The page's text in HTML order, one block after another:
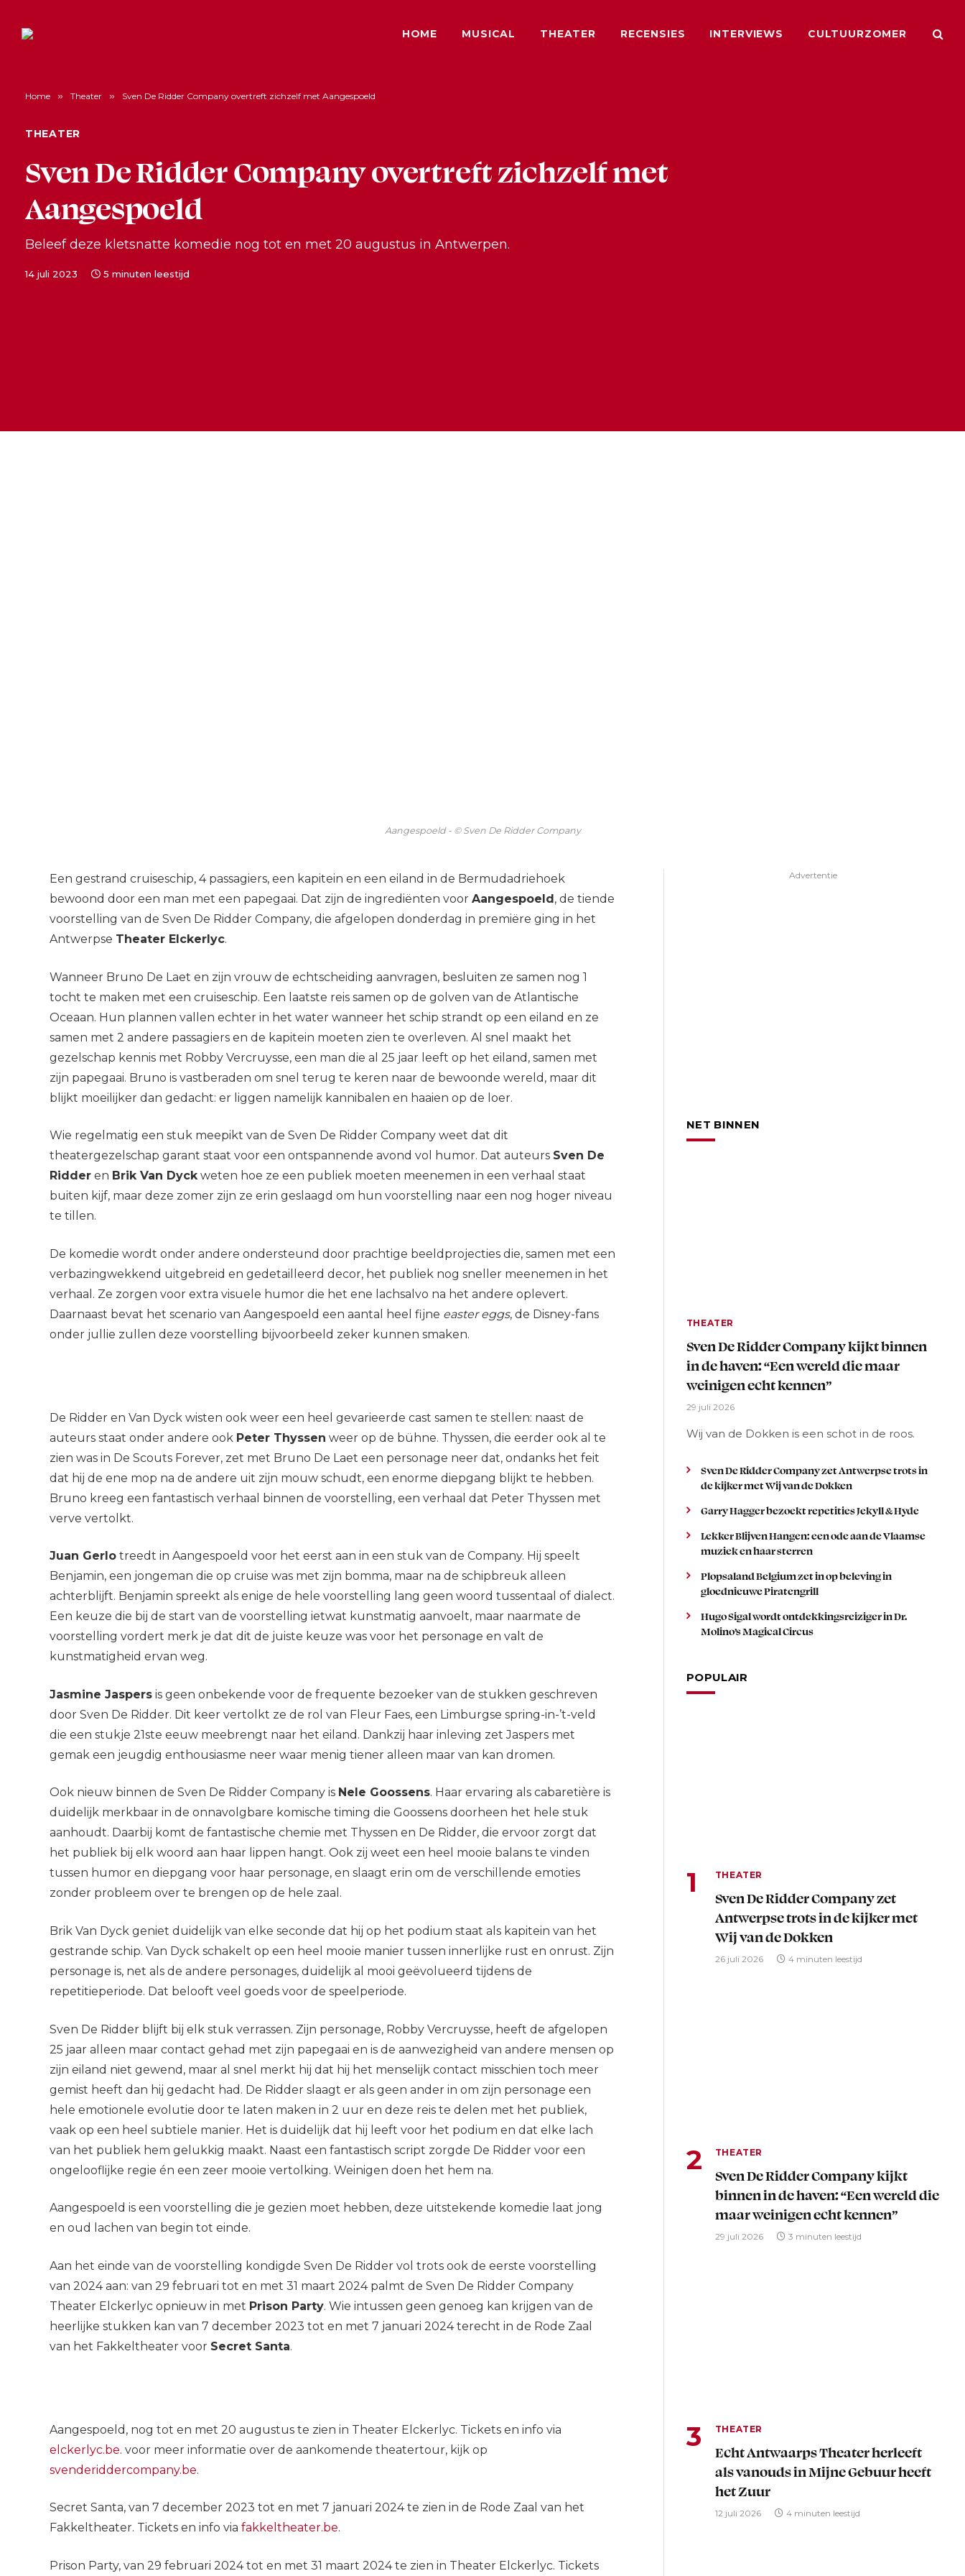
HOME MUSICAL THEATER RECENSIES INTERVIEWS CULTUURZOMER
Home » Theater » Sven De Ridder Company overtreft zichzelf met Aangespoeld
THEATER
Sven De Ridder Company overtreft zichzelf met
Aangespoeld
Beleef deze kletsnatte komedie nog tot en met 20 augustus in Antwerpen.
14 juli 2023 5 minuten leestijd
Aangespoeld - © Sven De Ridder Company
Een gestrand cruiseschip, 4 passagiers, een kapitein en een eiland in de Bermudadriehoek
bewoond door een man met een papegaai. Dat zijn de ingrediënten voor Aangespoeld, de tiende
voorstelling van de Sven De Ridder Company, die afgelopen donderdag in premiëre ging in het
Antwerpse Theater Elckerlyc.
Wanneer Bruno De Laet en zijn vrouw de echtscheiding aanvragen, besluiten ze samen nog 1
tocht te maken met een cruiseschip. Een laatste reis samen op de golven van de Atlantische
Oceaan. Hun plannen vallen echter in het water wanneer het schip strandt op een eiland en ze
samen met 2 andere passagiers en de kapitein moeten zien te overleven. Al snel maakt het
gezelschap kennis met Robby Vercruysse, een man die al 25 jaar leeft op het eiland, samen met
zijn papegaai. Bruno is vastberaden om snel terug te keren naar de bewoonde wereld, maar dit
blijkt moeilijker dan gedacht: er liggen namelijk kannibalen en haaien op de loer.
Wie regelmatig een stuk meepikt van de Sven De Ridder Company weet dat dit
theatergezelschap garant staat voor een ontspannende avond vol humor. Dat auteurs Sven De
Ridderen Brik Van Dyckweten hoe ze een publiek moeten meenemen in een verhaal staat
buiten kijf, maar deze zomer zijn ze erin geslaagd om hun voorstelling naar een nog hoger niveau
te tillen.
De komedie wordt onder andere ondersteund door prachtige beeldprojecties die, samen met een
verbazingwekkend uitgebreid en gedetailleerd decor, het publiek nog sneller meenemen in het
verhaal. Ze zorgen voor extra visuele humor die het ene lachsalvo na het andere oplevert.
Daarnaast bevat het scenario van Aangespoeld een aantal heel fijne easter eggs, de Disney-fans
onder jullie zullen deze voorstelling bijvoorbeeld zeker kunnen smaken.
De Ridder en Van Dyck wisten ook weer een heel gevarieerde cast samen te stellen: naast de
auteurs staat onder andere ook Peter Thyssen weer op de bühne. Thyssen, die eerder ook al te
zien was in De Scouts Forever, zet met Bruno De Laet een personage neer dat, ondanks het feit
dat hij de ene mop na de andere uit zijn mouw schudt, een enorme diepgang blijkt te hebben.
Bruno kreeg een fantastisch verhaal binnen de voorstelling, een verhaal dat Peter Thyssen met
verve vertolkt.
Juan Gerlotreedt in Aangespoeld voor het eerst aan in een stuk van de Company. Hij speelt
Benjamin, een jongeman die op cruise was met zijn bomma, maar na de schipbreuk alleen
achterblijft. Benjamin spreekt als enige de hele voorstelling lang geen woord tussentaal of dialect.
Een keuze die bij de start van de voorstelling ietwat kunstmatig aanvoelt, maar naarmate de
voorstelling vordert merk je dat dit de juiste keuze was voor het personage en valt de
kunstmatigheid ervan weg.
Jasmine Jaspersis geen onbekende voor de frequente bezoeker van de stukken geschreven
door Sven De Ridder. Dit keer vertolkt ze de rol van Fleur Faes, een Limburgse spring-in-’t-veld
die een stukje 21ste eeuw meebrengt naar het eiland. Dankzij haar inleving zet Jaspers met
gemak een jeugdig enthousiasme neer waar menig tiener alleen maar van kan dromen.
Ook nieuw binnen de Sven De Ridder Company is Nele Goossens. Haar ervaring als cabaretière is
duidelijk merkbaar in de onnavolgbare komische timing die Goossens doorheen het hele stuk
aanhoudt. Daarbij komt de fantastische chemie met Thyssen en De Ridder, die ervoor zorgt dat
het publiek bij elk woord aan haar lippen hangt. Ook zij weet een heel mooie balans te vinden
tussen humor en diepgang voor haar personage, en slaagt erin om de verschillende emoties
zonder probleem over te brengen op de hele zaal.
Brik Van Dyck geniet duidelijk van elke seconde dat hij op het podium staat als kapitein van het
gestrande schip. Van Dyck schakelt op een heel mooie manier tussen innerlijke rust en onrust. Zijn
personage is, net als de andere personages, duidelijk al mooi geëvolueerd tijdens de
repetitieperiode. Dat belooft veel goeds voor de speelperiode.
Sven De Ridder blijft bij elk stuk verrassen. Zijn personage, Robby Vercruysse, heeft de afgelopen
25 jaar alleen maar contact gehad met zijn papegaai en is de aanwezigheid van andere mensen op
zijn eiland niet gewend, maar al snel merkt hij dat hij het menselijk contact misschien toch meer
gemist heeft dan hij gedacht had. De Ridder slaagt er als geen ander in om zijn personage een
hele emotionele evolutie door te laten maken in 2 uur en deze reis te delen met het publiek,
vaak op een heel subtiele manier. Het is duidelijk dat hij leeft voor het podium en dat elke lach
van het publiek hem gelukkig maakt. Naast een fantastisch script zorgde De Ridder voor een
ongelooflijke regie én een zeer mooie vertolking. Weinigen doen het hem na.
Aangespoeld is een voorstelling die je gezien moet hebben, deze uitstekende komedie laat jong
en oud lachen van begin tot einde.
Aan het einde van de voorstelling kondigde Sven De Ridder vol trots ook de eerste voorstelling
van 2024 aan: van 29 februari tot en met 31 maart 2024 palmt de Sven De Ridder Company
Theater Elckerlyc opnieuw in met Prison Party. Wie intussen geen genoeg kan krijgen van de
heerlijke stukken kan van 7 december 2023 tot en met 7 januari 2024 terecht in de Rode Zaal
van het Fakkeltheater voor Secret Santa.
Aangespoeld, nog tot en met 20 augustus te zien in Theater Elckerlyc. Tickets en info via
elckerlyc.be. voor meer informatie over de aankomende theatertour, kijk op
svenderiddercompany.be.
Secret Santa, van 7 december 2023 tot en met 7 januari 2024 te zien in de Rode Zaal van het
Fakkeltheater. Tickets en info via fakkeltheater.be.
Prison Party, van 29 februari 2024 tot en met 31 maart 2024 te zien in Theater Elckerlyc. Tickets
Advertentie
NET BINNEN
THEATER
Sven De Ridder Company kijkt binnen
in de haven: “Een wereld die maar
weinigen echt kennen”
29 juli 2026
Wij van de Dokken is een schot in de roos.
Sven De Ridder Company zet Antwerpse trots in
de kijker met Wij van de Dokken
Garry Hagger bezoekt repetities Jekyll & Hyde
Lekker Blijven Hangen: een ode aan de Vlaamse
muziek en haar sterren
Plopsaland Belgium zet in op beleving in
gloednieuwe Piratengrill
Hugo Sigal wordt ontdekkingsreiziger in Dr.
Molino’s Magical Circus
POPULAIR
THEATER
Sven De Ridder Company zet
Antwerpse trots in de kijker met
Wij van de Dokken
26 juli 2026 4 minuten leestijd
THEATER
Sven De Ridder Company kijkt
binnen in de haven: “Een wereld die
maar weinigen echt kennen”
29 juli 2026 3 minuten leestijd
THEATER
Echt Antwaarps Theater herleeft
als vanouds in Mijne Gebuur heeft
het Zuur
12 juli 2026 4 minuten leestijd